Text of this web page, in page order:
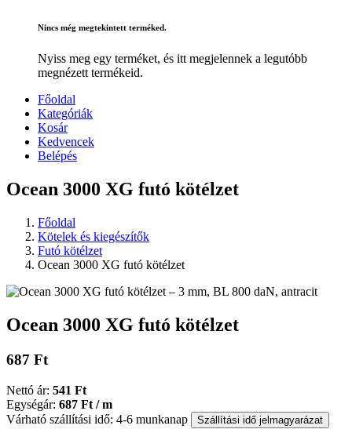
Nincs még megtekintett terméked.
Nyiss meg egy terméket, és itt megjelennek a legutóbb
megnézett termékeid.
Főoldal
Kategóriák
Kosár
Kedvencek
Belépés
Ocean 3000 XG futó kötélzet
Főoldal
Kötelek és kiegészítők
Futó kötélzet
Ocean 3000 XG futó kötélzet
Ocean 3000 XG futó kötélzet
687 Ft
Nettó ár: 541 Ft
Egységár: 687 Ft / m
Várható szállítási idő: 4-6 munkanap
Szállítási idő jelmagyarázat